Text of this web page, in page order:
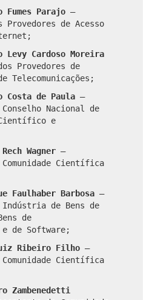
Fumes Parajo –
Provedores de Acesso
Levy Cardoso Moreira
Provedores de
Telecomunicações;
Costa de Paula –
Nacional de
Científico e
Wagner –
Científica
Faulhaber Barbosa –
Indústria de Bens de
de
e de Software;
Ribeiro Filho –
Científica
Zambenedetti